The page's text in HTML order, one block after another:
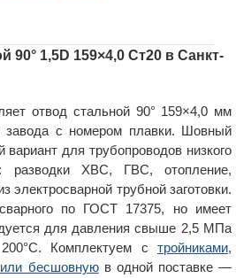
90° 1,5D 159×4,0 Ст20 в Санкт-
отвод стальной 90° 159×4,0 мм
завода с номером плавки. Шовный
для трубопроводов низкого
ХВС, ГВС, отопление,
электросварной трубной заготовки.
по ГОСТ 17375, но имеет
для давления свыше 2,5 МПа
Комплектуем с тройниками,
бесшовнуюв одной поставке —